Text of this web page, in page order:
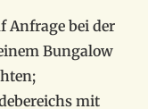
Anfrage bei der
Bungalow
mit